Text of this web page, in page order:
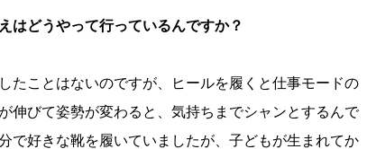
どうやって行っているんですか？
たことはないのですが、ヒールを履くと仕事モードの
伸びて姿勢が変わると、気持ちまでシャンとするんで
で好きな靴を履いていましたが、子どもが生まれてか